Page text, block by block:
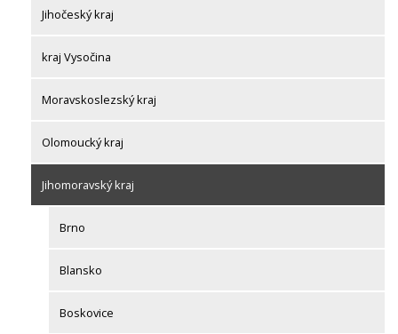
Jihočeský kraj
kraj Vysočina
Moravskoslezský kraj
Olomoucký kraj
Jihomoravský kraj
Brno
Blansko
Boskovice